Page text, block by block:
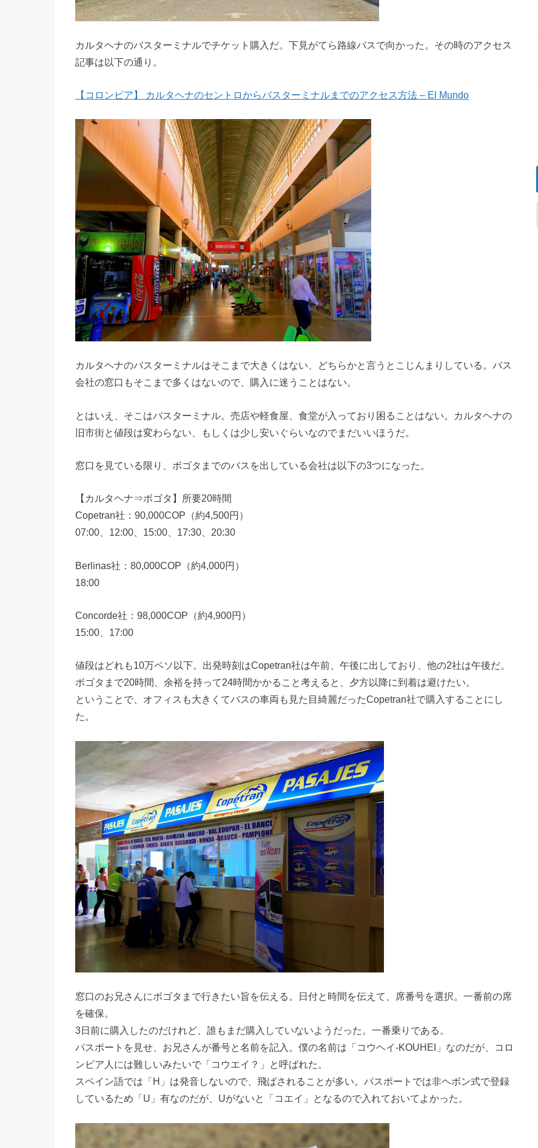
カルタヘナのバスターミナルでチケット購入だ。下見がてら路線バスで向かった。その時のアクセス
記事は以下の通り。
【コロンビア】 カルタヘナのセントロからバスターミナルまでのアクセス方法 – El Mundo
カルタヘナのバスターミナルはそこまで大きくはない、どちらかと言うとこじんまりしている。バス
会社の窓口もそこまで多くはないので、購入に迷うことはない。
とはいえ、そこはバスターミナル。売店や軽食屋、食堂が入っており困ることはない。カルタヘナの
旧市街と値段は変わらない、もしくは少し安いぐらいなのでまだいいほうだ。
窓口を見ている限り、ボゴタまでのバスを出している会社は以下の3つになった。
【カルタヘナ⇒ボゴタ】所要20時間
Copetran社：90,000COP（約4,500円）
07:00、12:00、15:00、17:30、20:30
Berlinas社：80,000COP（約4,000円）
18:00
Concorde社：98,000COP（約4,900円）
15:00、17:00
値段はどれも10万ペソ以下。出発時刻はCopetran社は午前、午後に出しており、他の2社は午後だ。
ボゴタまで20時間、余裕を持って24時間かかること考えると、夕方以降に到着は避けたい。
ということで、オフィスも大きくてバスの車両も見た目綺麗だったCopetran社で購入することにし
た。
窓口のお兄さんにボゴタまで行きたい旨を伝える。日付と時間を伝えて、席番号を選択。一番前の席
を確保。
3日前に購入したのだけれど、誰もまだ購入していないようだった。一番乗りである。
パスポートを見せ、お兄さんが番号と名前を記入。僕の名前は「コウヘイ-KOUHEI」なのだが、コロ
ンビア人には難しいみたいで「コウエイ？」と呼ばれた。
スペイン語では「H」は発音しないので、飛ばされることが多い。パスポートでは非ヘボン式で登録
しているため「U」有なのだが、Uがないと「コエイ」となるので入れておいてよかった。